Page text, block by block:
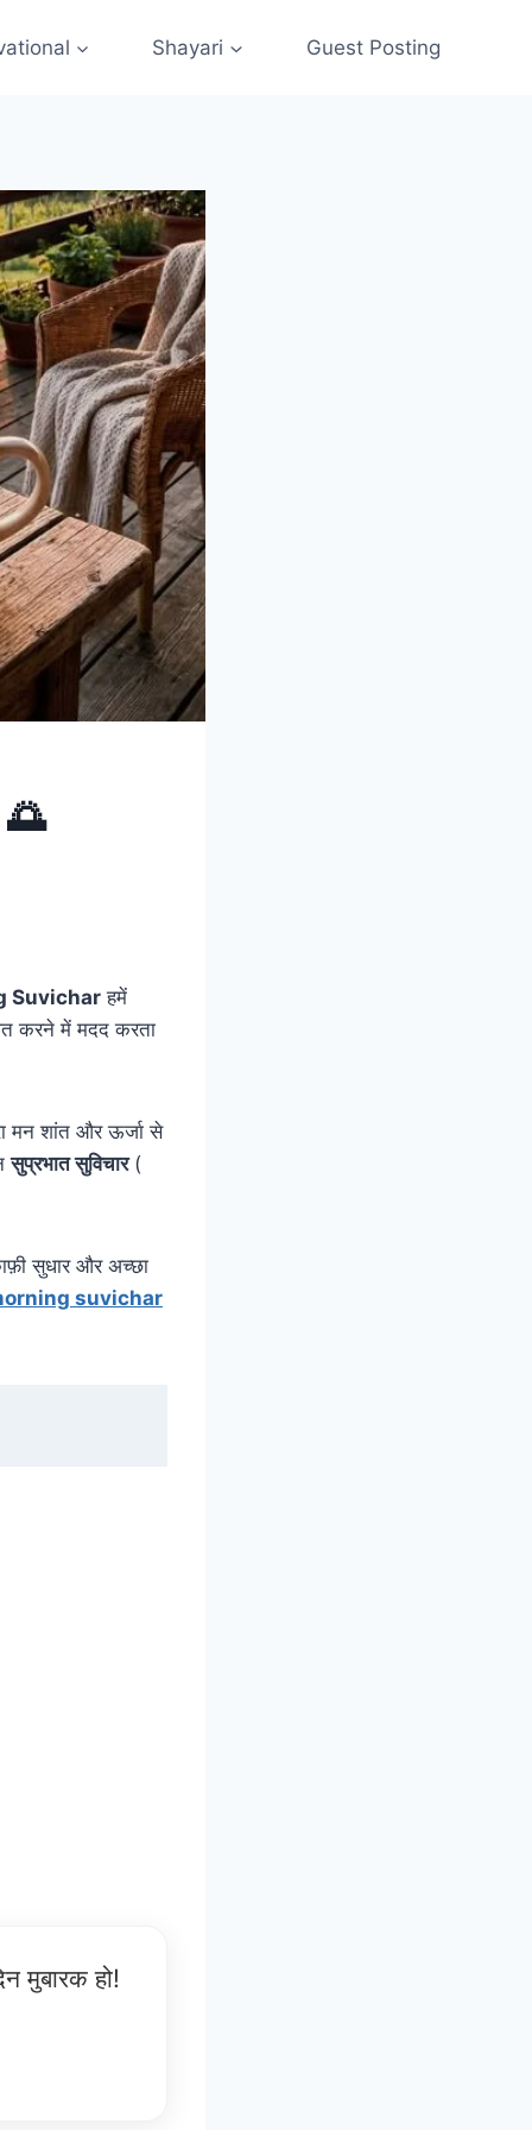
Shayari Guest Posting
Suvichar हमें
करने में मदद करता
मन शांत और ऊर्जा से
सुप्रभात सुविचार(
सुधार और अच्छा
suvichar
मुबारक हो!